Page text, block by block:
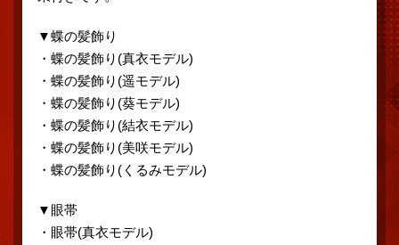
▼蝶の髪飾り
・蝶の髪飾り(真衣モデル)
・蝶の髪飾り(遥モデル)
・蝶の髪飾り(葵モデル)
・蝶の髪飾り(結衣モデル)
・蝶の髪飾り(美咲モデル)
・蝶の髪飾り(くるみモデル)
▼眼帯
・眼帯(真衣モデル)